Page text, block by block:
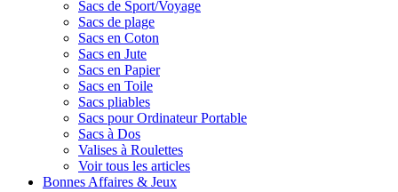
Sacs de Sport/Voyage
Sacs de plage
Sacs en Coton
Sacs en Jute
Sacs en Papier
Sacs en Toile
Sacs pliables
Sacs pour Ordinateur Portable
Sacs à Dos
Valises à Roulettes
Voir tous les articles
Bonnes Affaires & Jeux